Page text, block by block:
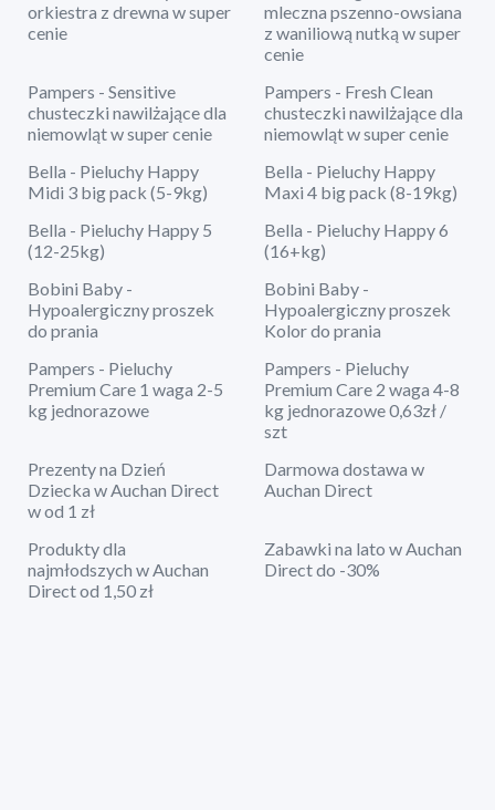
orkiestra z drewna w super
cenie
mleczna pszenno-owsiana
z waniliową nutką w super
cenie
Pampers - Sensitive
chusteczki nawilżające dla
niemowląt w super cenie
Pampers - Fresh Clean
chusteczki nawilżające dla
niemowląt w super cenie
Bella - Pieluchy Happy
Midi 3 big pack (5-9kg)
Bella - Pieluchy Happy
Maxi 4 big pack (8-19kg)
Bella - Pieluchy Happy 5
(12-25kg)
Bella - Pieluchy Happy 6
(16+kg)
Bobini Baby -
Hypoalergiczny proszek
do prania
Bobini Baby -
Hypoalergiczny proszek
Kolor do prania
Pampers - Pieluchy
Premium Care 1 waga 2-5
kg jednorazowe
Pampers - Pieluchy
Premium Care 2 waga 4-8
kg jednorazowe 0,63zł /
szt
Prezenty na Dzień
Dziecka w Auchan Direct
w od 1 zł
Darmowa dostawa w
Auchan Direct
Produkty dla
najmłodszych w Auchan
Direct od 1,50 zł
Zabawki na lato w Auchan
Direct do -30%